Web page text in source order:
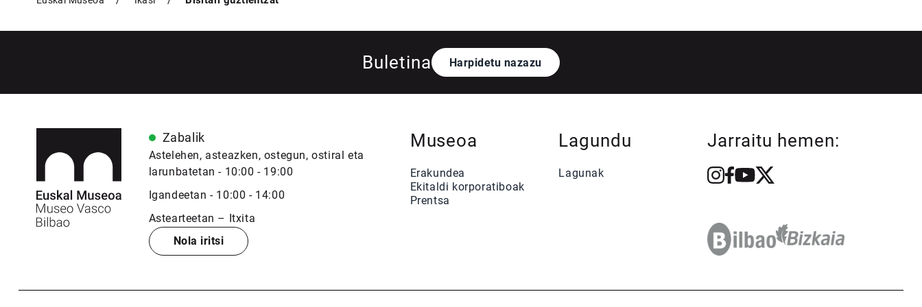
Buletina Harpidetu nazazu
Zabalik
Astelehen, asteazken, ostegun, ostiral eta
larunbatetan - 10:00 - 19:00
Igandeetan - 10:00 - 14:00
Astearteetan – Itxita
Nola iritsi
Museoa
Erakundea
Ekitaldi korporatiboak
Prentsa
Lagundu
Lagunak
Jarraitu hemen: